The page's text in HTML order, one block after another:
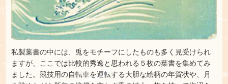
私製葉書の中には、兎をモチーフにしたものも多く見受けられ
ますが、ここでは比較的秀逸と思われる５枚の葉書を集めてみ
ました。競技用の自転車を運転する大胆な絵柄の年賀状や、月